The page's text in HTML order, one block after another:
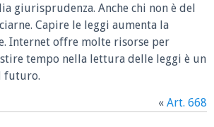
giurisprudenza. Anche chi non è del
Capire le leggi aumenta la
Internet offre molte risorse per
tempo nella lettura delle leggi è un
futuro.
« Art. 668